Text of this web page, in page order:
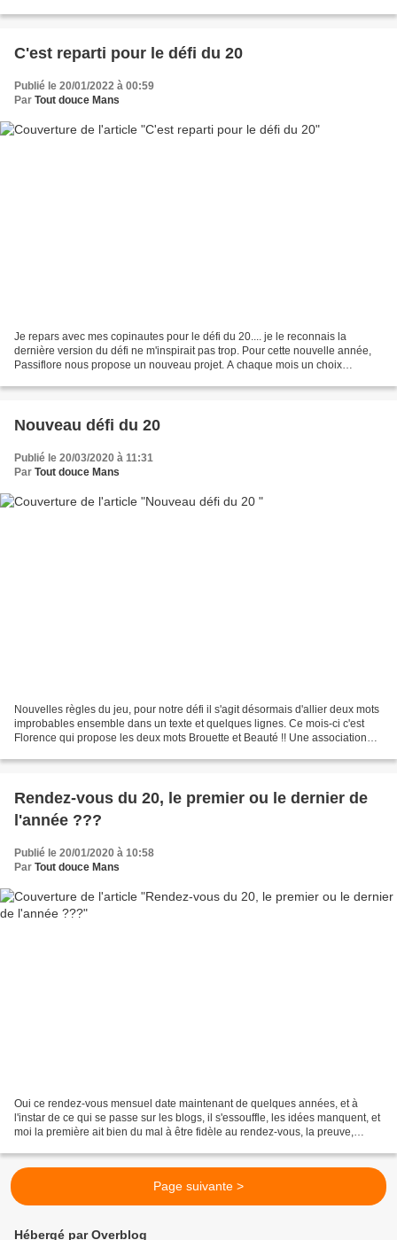
C'est reparti pour le défi du 20
Publié le 20/01/2022 à 00:59
Par Tout douce Mans
Je repars avec mes copinautes pour le défi du 20.... je le reconnais la
dernière version du défi ne m'inspirait pas trop. Pour cette nouvelle année,
Passiflore nous propose un nouveau projet. A chaque mois un choix
Nouveau défi du 20
Publié le 20/03/2020 à 11:31
Par Tout douce Mans
Nouvelles règles du jeu, pour notre défi il s'agit désormais d'allier deux mots
improbables ensemble dans un texte et quelques lignes. Ce mois-ci c'est
Florence qui propose les deux mots Brouette et Beauté !! Une association
Rendez-vous du 20, le premier ou le dernier de
l'année ???
Publié le 20/01/2020 à 10:58
Par Tout douce Mans
Oui ce rendez-vous mensuel date maintenant de quelques années, et à
l'instar de ce qui se passe sur les blogs, il s'essouffle, les idées manquent, et
moi la première ait bien du mal à être fidèle au rendez-vous, la preuve,
Page suivante >
Hébergé par Overblog